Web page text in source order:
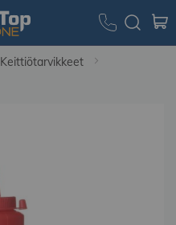
Keittiötarvikkeet